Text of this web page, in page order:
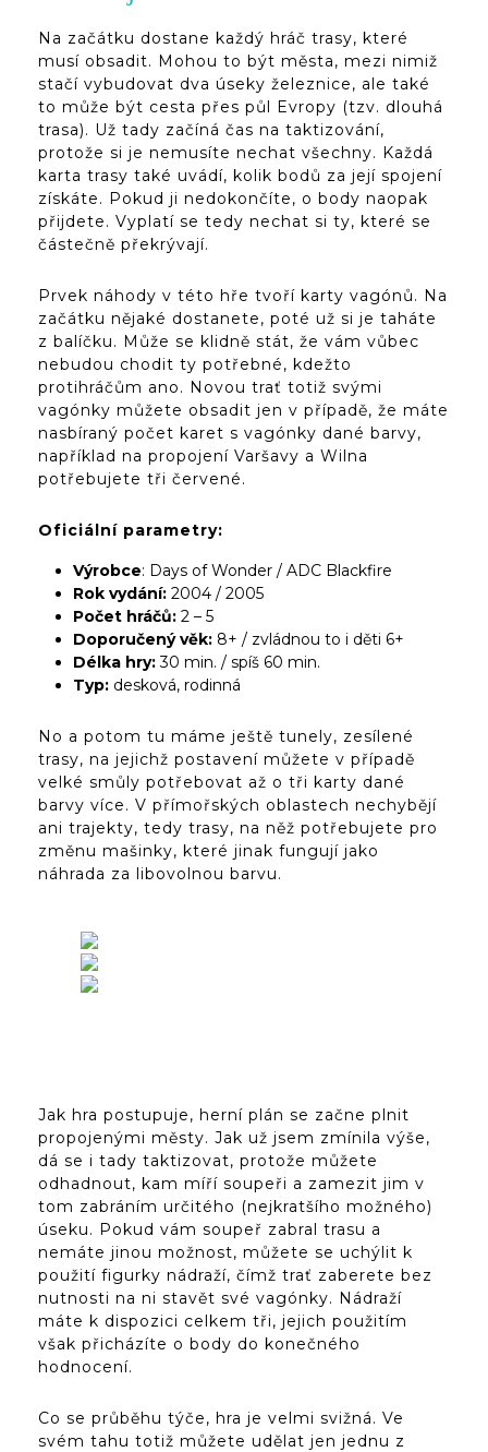
Na začátku dostane každý hráč trasy, které
musí obsadit. Mohou to být města, mezi nimiž
stačí vybudovat dva úseky železnice, ale také
to může být cesta přes půl Evropy (tzv. dlouhá
trasa). Už tady začíná čas na taktizování,
protože si je nemusíte nechat všechny. Každá
karta trasy také uvádí, kolik bodů za její spojení
získáte. Pokud ji nedokončíte, o body naopak
přijdete. Vyplatí se tedy nechat si ty, které se
částečně překrývají.
Prvek náhody v této hře tvoří karty vagónů. Na
začátku nějaké dostanete, poté už si je taháte
z balíčku. Může se klidně stát, že vám vůbec
nebudou chodit ty potřebné, kdežto
protihráčům ano. Novou trať totiž svými
vagónky můžete obsadit jen v případě, že máte
nasbíraný počet karet s vagónky dané barvy,
například na propojení Varšavy a Wilna
potřebujete tři červené.
Oficiální parametry:
Výrobce: Days of Wonder / ADC Blackfire
Rok vydání: 2004 / 2005
Počet hráčů: 2 – 5
Doporučený věk: 8+ / zvládnou to i děti 6+
Délka hry:30 min. / spíš 60 min.
Typ: desková, rodinná
No a potom tu máme ještě tunely, zesílené
trasy, na jejichž postavení můžete v případě
velké smůly potřebovat až o tři karty dané
barvy více. V přímořských oblastech nechybějí
ani trajekty, tedy trasy, na něž potřebujete pro
změnu mašinky, které jinak fungují jako
náhrada za libovolnou barvu.
Jak hra postupuje, herní plán se začne plnit
propojenými městy. Jak už jsem zmínila výše,
dá se i tady taktizovat, protože můžete
odhadnout, kam míří soupeři a zamezit jim v
tom zabráním určitého (nejkratšího možného)
úseku. Pokud vám soupeř zabral trasu a
nemáte jinou možnost, můžete se uchýlit k
použití figurky nádraží, čímž trať zaberete bez
nutnosti na ni stavět své vagónky. Nádraží
máte k dispozici celkem tři, jejich použitím
však přicházíte o body do konečného
hodnocení.
Co se průběhu týče, hra je velmi svižná. Ve
svém tahu totiž můžete udělat jen jednu z